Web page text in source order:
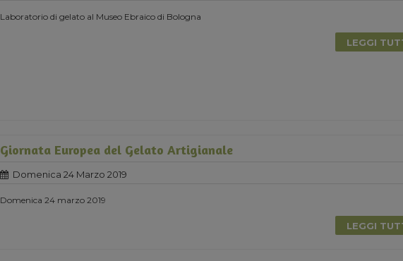
Laboratorio di gelato al Museo Ebraico di Bologna
LEGGI
Giornata Europea del Gelato Artigianale
Domenica 24 Marzo 2019
Domenica 24 marzo 2019
LEGGI